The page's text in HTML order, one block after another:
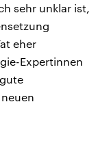
sehr unklar ist,
eher
Expertinnen